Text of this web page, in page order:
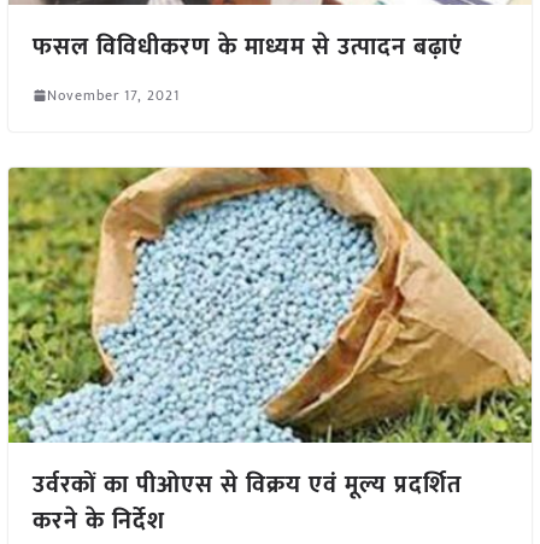
फसल विविधीकरण के माध्यम से उत्पादन बढ़ाएं
November 17, 2021
उर्वरकों का पीओएस से विक्रय एवं मूल्य प्रदर्शित
करने के निर्देश